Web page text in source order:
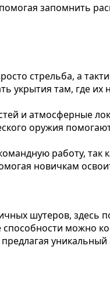
запомнить
стрельба, а
укрытия там, где их
и атмосферные
оружия
работу, так
новичкам
шутеров, здесь
способности можно